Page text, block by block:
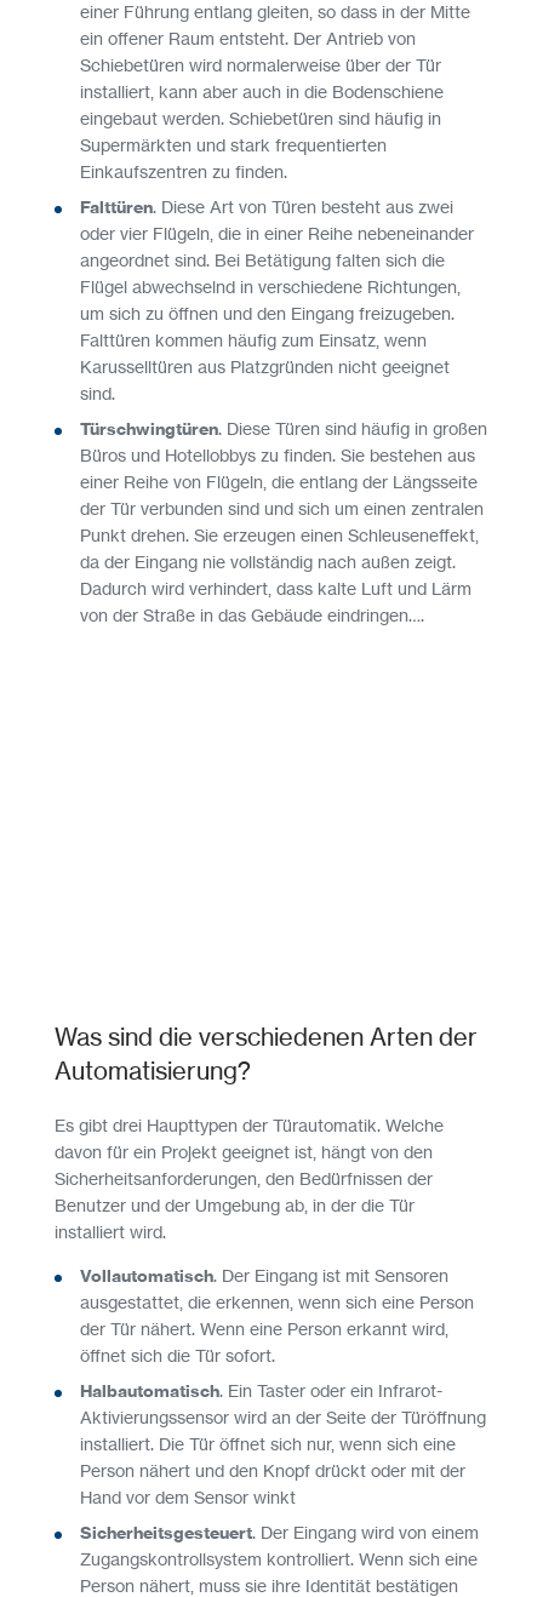
einer Führung entlang gleiten, so dass in der Mitte
ein offener Raum entsteht. Der Antrieb von
Schiebetüren wird normalerweise über der Tür
installiert, kann aber auch in die Bodenschiene
eingebaut werden. Schiebetüren sind häufig in
Supermärkten und stark frequentierten
Einkaufszentren zu finden.
Falttüren. Diese Art von Türen besteht aus zwei
oder vier Flügeln, die in einer Reihe nebeneinander
angeordnet sind. Bei Betätigung falten sich die
Flügel abwechselnd in verschiedene Richtungen,
um sich zu öffnen und den Eingang freizugeben.
Falttüren kommen häufig zum Einsatz, wenn
Karusselltüren aus Platzgründen nicht geeignet
sind.
Türschwingtüren. Diese Türen sind häufig in großen
Büros und Hotellobbys zu finden. Sie bestehen aus
einer Reihe von Flügeln, die entlang der Längsseite
der Tür verbunden sind und sich um einen zentralen
Punkt drehen. Sie erzeugen einen Schleuseneffekt,
da der Eingang nie vollständig nach außen zeigt.
Dadurch wird verhindert, dass kalte Luft und Lärm
von der Straße in das Gebäude eindringen….
Was sind die verschiedenen Arten der
Automatisierung?
Es gibt drei Haupttypen der Türautomatik. Welche
davon für ein Projekt geeignet ist, hängt von den
Sicherheitsanforderungen, den Bedürfnissen der
Benutzer und der Umgebung ab, in der die Tür
installiert wird.
Vollautomatisch. Der Eingang ist mit Sensoren
ausgestattet, die erkennen, wenn sich eine Person
der Tür nähert. Wenn eine Person erkannt wird,
öffnet sich die Tür sofort.
Halbautomatisch. Ein Taster oder ein Infrarot-
Aktivierungssensor wird an der Seite der Türöffnung
installiert. Die Tür öffnet sich nur, wenn sich eine
Person nähert und den Knopf drückt oder mit der
Hand vor dem Sensor winkt
Sicherheitsgesteuert. Der Eingang wird von einem
Zugangskontrollsystem kontrolliert. Wenn sich eine
Person nähert, muss sie ihre Identität bestätigen